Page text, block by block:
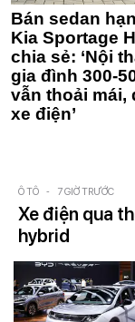
Bán sedan
Kia Sportage
chia sẻ: ‘Nội
gia đình 300-
vẫn thoải mái,
xe điện’
Ô TÔ - 7 GIỜ TRƯỚC
Xe điện qua
hybrid